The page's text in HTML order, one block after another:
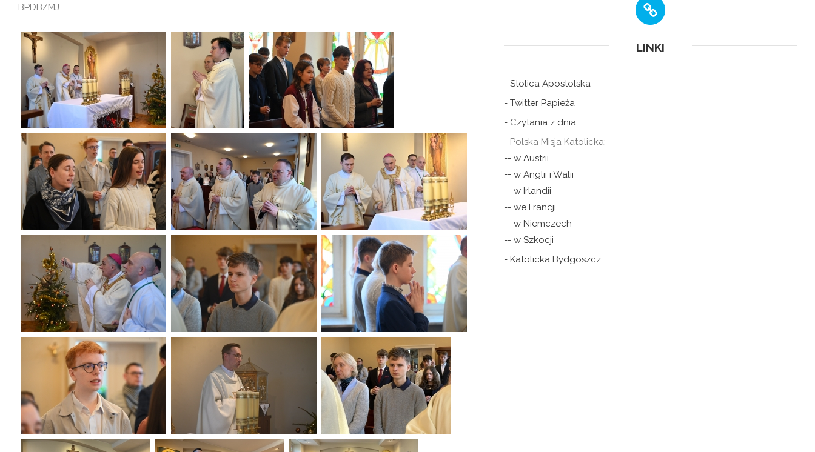
BPDB/MJ
LINKI
- Stolica Apostolska
- Twitter Papieża
- Czytania z dnia
- Polska Misja Katolicka:
-- w Austrii
-- w Anglii i Walii
-- w Irlandii
-- we Francji
-- w Niemczech
-- w Szkocji
- Katolicka Bydgoszcz